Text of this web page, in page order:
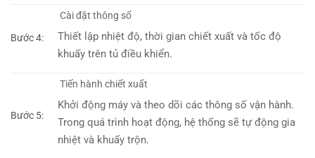
Bước 4:
Cài đặt thông số
Thiết lập nhiệt độ, thời gian chiết xuất và tốc độ
khuấy trên tủ điều khiển.
Bước 5:
Tiến hành chiết xuất
Khởi động máy và theo dõi các thông số vận hành.
Trong quá trình hoạt động, hệ thống sẽ tự động gia
nhiệt và khuấy trộn.